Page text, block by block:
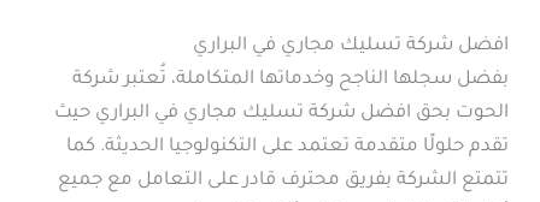
افضل شركة تسليك مجاري في البراري
بفضل سجلها الناجح وخدماتها المتكاملة، تُعتبر شركة
الحوت بحق افضل شركة تسليك مجاري في البراري حيث
تقدم حلولًا متقدمة تعتمد على التكنولوجيا الحديثة. كما
تتمتع الشركة بفريق محترف قادر على التعامل مع جميع